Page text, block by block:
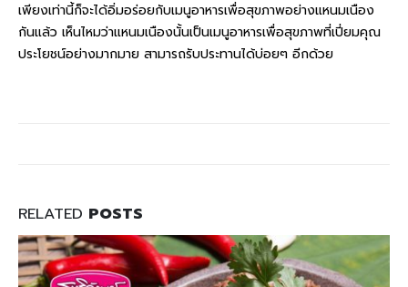
เพียงเท่านี้ก็จะได้อิ่มอร่อยกับเมนูอาหารเพื่อสุขภาพอย่างแหนมเนือง
กันแล้ว เห็นไหมว่าแหนมเนืองนั้นเป็นเมนูอาหารเพื่อสุขภาพที่เปี่ยมคุณ
ประโยชน์อย่างมากมาย สามารถรับประทานได้บ่อยๆ อีกด้วย
RELATED POSTS